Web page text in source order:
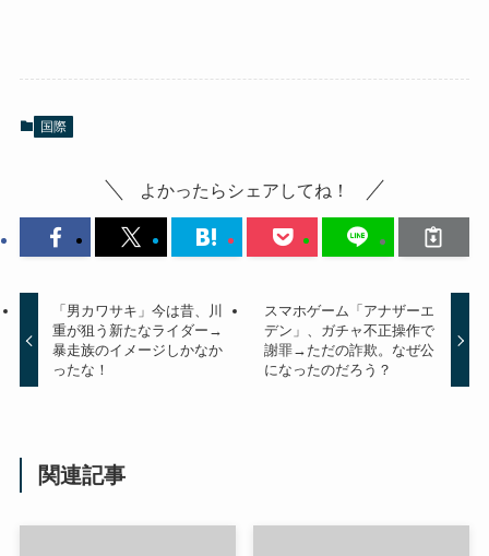
国際
よかったらシェアしてね！
「男カワサキ」今は昔、川
重が狙う新たなライダー→
暴走族のイメージしかなか
ったな！
スマホゲーム「アナザーエ
デン」、ガチャ不正操作で
謝罪→ただの詐欺。なぜ公
になったのだろう？
関連記事